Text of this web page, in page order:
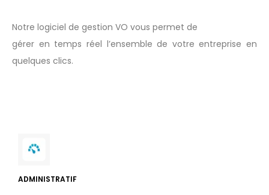
Notre logiciel de gestion VO vous permet de
gérer en temps réel l’ensemble de votre entreprise en
quelques clics.
ADMINISTRATIF